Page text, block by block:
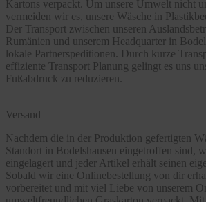
Kartons verpackt. Um unsere Umwelt nicht
vermeiden wir es, unsere Wäsche in
Der Transport zwischen unseren
Rumänien und unserem Headquarter in
lokale Partnerspeditionen. Durch kurze
effiziente Transport Planung gelingt es uns
Fußabdruck zu reduzieren.
Versand
Nachdem die in der Produktion gefertigten
Standort in Bodelshausen eingetroffen sind,
eingelagert und jeder Artikel erhält seinen
Sobald wir eine Onlinebestellung von dir
vorbereitet und mit viel Liebe von unserem